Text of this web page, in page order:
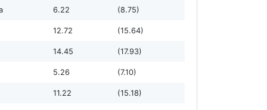
6.22 (8.75)
12.72 (15.64)
14.45 (17.93)
5.26 (7.10)
11.22 (15.18)